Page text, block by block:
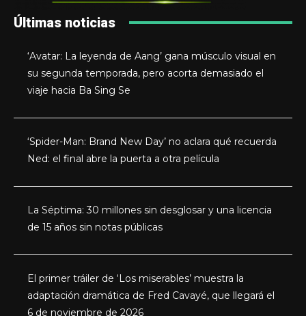
Últimas noticias
‘Avatar: La leyenda de Aang’ gana músculo visual en
su segunda temporada, pero acorta demasiado el
viaje hacia Ba Sing Se
‘Spider-Man: Brand New Day’ no aclara qué recuerda
Ned: el final abre la puerta a otra película
La Séptima: 30 millones sin desglosar y una licencia
de 15 años sin notas públicas
El primer tráiler de ‘Los miserables’ muestra la
adaptación dramática de Fred Cavayé, que llegará el
6 de noviembre de 2026